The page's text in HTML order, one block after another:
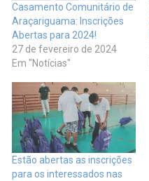
Casamento Comunitário de
Araçariguama: Inscrições
Abertas para 2024!
27 de fevereiro de 2024
Em "Notícias"
Estão abertas as inscrições
para os interessados nas